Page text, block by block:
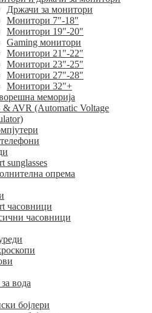
Држачи за монитори
Монитори 7″-18″
Монитори 19″-20″
Gaming монитори
Монитори 21″-22″
Монитори 23″-25″
Монитори 27″-28″
Монитори 32″+
меморија
& AVR (Automatic Voltage
sunglasses
опрема
часовници
часовници
вода
бојлери